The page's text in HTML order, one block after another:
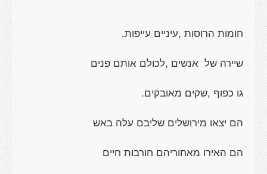
חומות הרוסות ,עיניים עייפות.
שיירה של אנשים ,לכולם אותם פנים
גו כפוף ,שקים מאובקים.
הם יצאו מירושלים שליבם עלה באש
הם האירו מאחוריהם חורבות חיים